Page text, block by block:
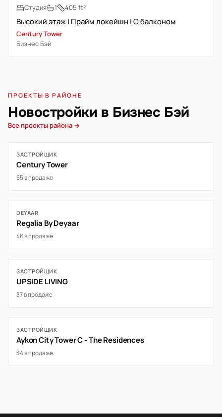
Студия
1 405 ft²
Высокий этаж | Прайм локейшн | С балконом
Century Tower
Бизнес Бэй
ПРОЕКТЫ В РАЙОНЕ
Новостройки в Бизнес Бэй
Все проекты района →
ЗАСТРОЙЩИК
Century Tower
55 в продаже
DEYAAR
Regalia By Deyaar
46 в продаже
ЗАСТРОЙЩИК
UPSIDE LIVING
37 в продаже
ЗАСТРОЙЩИК
Aykon City Tower C - The Residences
34 в продаже